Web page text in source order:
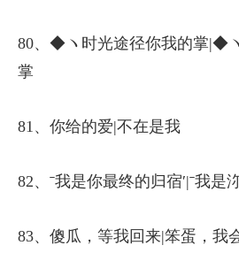
80、◆ヽ时光途径你我的掌|◆
掌
81、你给的爱|不在是我
82、ˉ我是你最终的归宿′|ˉ我是
83、傻瓜，等我回来|笨蛋，我